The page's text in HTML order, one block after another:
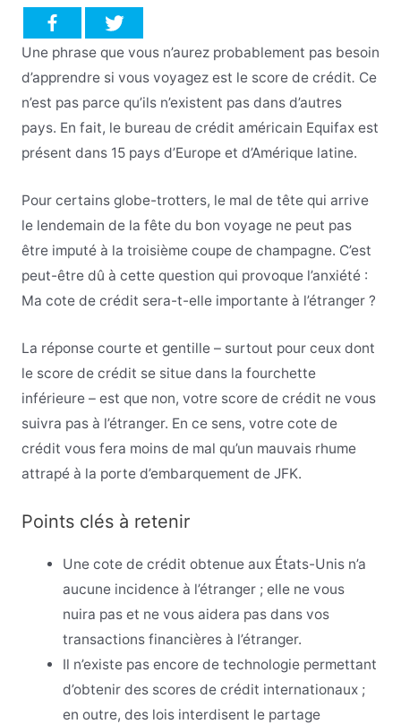
Une phrase que vous n’aurez probablement pas besoin
d’apprendre si vous voyagez est le score de crédit. Ce
n’est pas parce qu’ils n’existent pas dans d’autres
pays. En fait, le bureau de crédit américain Equifax est
présent dans 15 pays d’Europe et d’Amérique latine.
Pour certains globe-trotters, le mal de tête qui arrive
le lendemain de la fête du bon voyage ne peut pas
être imputé à la troisième coupe de champagne. C’est
peut-être dû à cette question qui provoque l’anxiété :
Ma cote de crédit sera-t-elle importante à l’étranger ?
La réponse courte et gentille – surtout pour ceux dont
le score de crédit se situe dans la fourchette
inférieure – est que non, votre score de crédit ne vous
suivra pas à l’étranger. En ce sens, votre cote de
crédit vous fera moins de mal qu’un mauvais rhume
attrapé à la porte d’embarquement de JFK.
Points clés à retenir
Une cote de crédit obtenue aux États-Unis n’a
aucune incidence à l’étranger ; elle ne vous
nuira pas et ne vous aidera pas dans vos
transactions financières à l’étranger.
Il n’existe pas encore de technologie permettant
d’obtenir des scores de crédit internationaux ;
en outre, des lois interdisent le partage